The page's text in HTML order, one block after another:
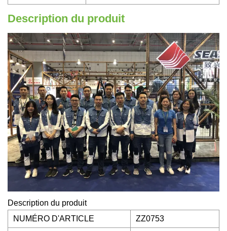
Description du produit
Description du produit
NUMÉRO D'ARTICLE
ZZ0753